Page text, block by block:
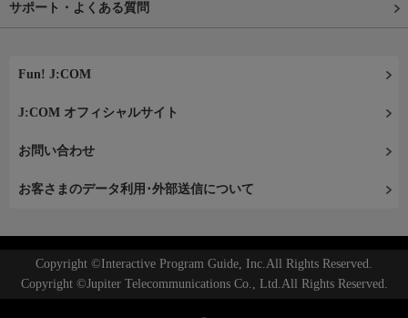
サポート・よくある質問
Fun! J:COM
J:COM オフィシャルサイト
お問い合わせ
お客さまのデータ利用･外部送信について
Copyright ©Interactive Program Guide, Inc.All Rights Reserved.
Copyright ©Jupiter Telecommunications Co., Ltd.All Rights Reserved.